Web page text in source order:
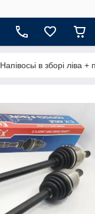
Напівосьі в зборі